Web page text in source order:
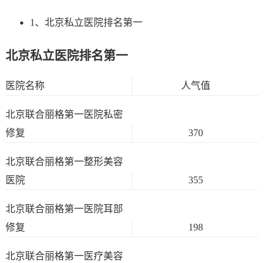
1、北京私立医院排名第一
北京私立医院排名第一
医院名称 人气值
北京联合丽格第一医院私密
修复
370
北京联合丽格第一整形美容
医院
355
北京联合丽格第一医院耳部
修复
198
北京联合丽格第一医疗美容